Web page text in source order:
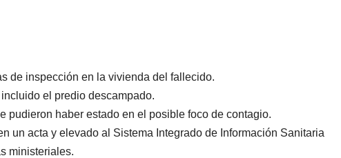
de inspección en la vivienda del fallecido.
el predio descampado.
pudieron haber estado en el posible foco de contagio.
un acta y elevado al Sistema Integrado de Información Sanitaria
ministeriales.